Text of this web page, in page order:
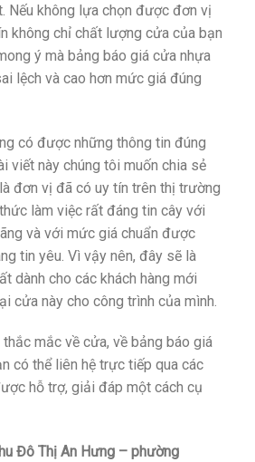
Nếu không lựa chọn được đơn vị
không chỉ chất lượng cửa của bạn
ý mà bảng báo giá cửa nhựa
lệch và cao hơn mức giá đúng
có được những thông tin đúng
viết này chúng tôi muốn chia sẻ
đơn vị đã có uy tín trên thị trường
làm việc rất đáng tin cây với
và với mức giá chuẩn được
tin yêu. Vì vậy nên, đây sẽ là
dành cho các khách hàng mới
cửa này cho công trình của mình.
thắc mắc về cửa, về bảng báo giá
có thể liên hệ trực tiếp qua các
hỗ trợ, giải đáp một cách cụ
Đô Thị An Hưng – phường